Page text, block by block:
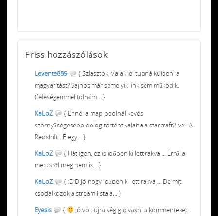
Friss hozzászólások
Levente889
{ Sziasztok, Valaki el tudná küldeni a
magyarítást? Sajnos már semelyik link sem működik.
(feleségemmel tolnám... }
KaLoZ
{ Ennél a map poolnál kevés
szörnyűségesebb dolog történt valaha a starcraft2-vel. A
Redshift LE egy... }
KaLoZ
{ Hát igen, ez is időben ki lett rakva ... Erről a
meccsről meg nem is... }
KaLoZ
{ :D:D Jó hogy időben ki lett rakva ... De mit
csodálkozok a stream lista a... }
Eyesis
{
Jó volt újra végig olvasni a kommenteket